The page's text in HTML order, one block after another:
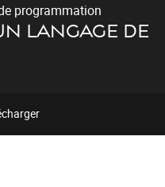
programmation
LANGAGE DE